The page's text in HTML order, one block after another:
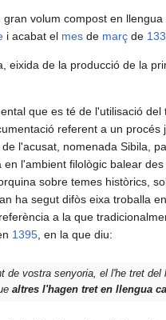
gran volum compost en
i acabat el mes de març de
eixida de la producció de la
que es té de l'utilisació
referent a un procés
l'acusat, nomenada Sibila,
l'ambient filològic balear
sobre temes històrics,
ha segut difòs eixa troballa
a la que
1395 , en la que diu:
de vostra senyoria, el l'he tret del
altres l'hagen tret en llengua